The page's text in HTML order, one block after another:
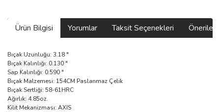
Ürün Bilgisi Yorumlar Taksit Seçenekleri
Bıçak Uzunluğu: 3.18 "
Bıçak Kalınlığı: 0.130 "
Sap Kalınlığı: 0.590 "
Bıçak Malzemesi: 154CM Paslanmaz Çelik
Bıçak Sertliği: 58-61HRC
Ağırlık: 4.85oz.
Kilit Mekanizması: AXIS